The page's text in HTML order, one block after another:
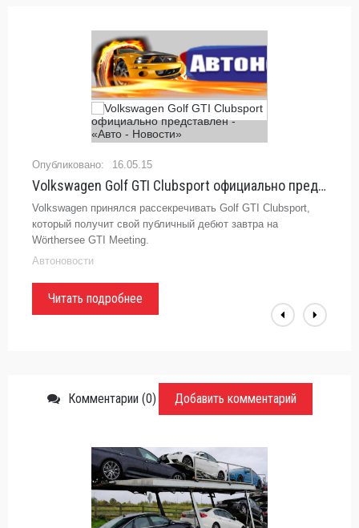
16.05.15
Volkswagen Golf GTI Clubsport официально представлен - «Авто - Новости»
Volkswagen принялся рассекречивать Golf GTI Clubsport,
который получит свой публичный дебют завтра на
Wörthersee GTI Meeting.
Автоновости
Читать подробнее
Комментарии (0) Добавить комментарий